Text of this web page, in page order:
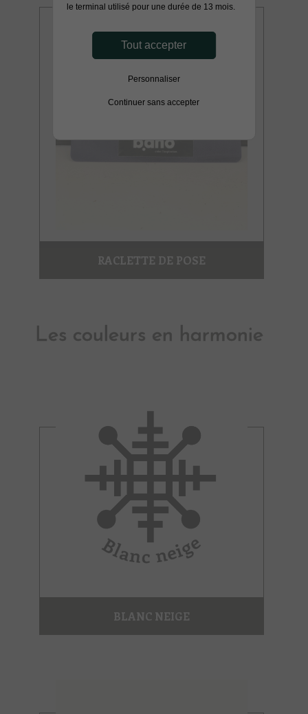
RACLETTE DE POSE
Les couleurs en harmonie
BLANC NEIGE
le terminal utilisé pour une durée de 13 mois.
Tout accepter
Personnaliser
Continuer sans accepter